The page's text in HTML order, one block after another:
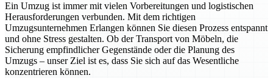
Ein Umzug ist immer mit vielen Vorbereitungen und logistischen
Herausforderungen verbunden. Mit dem richtigen
Umzugsunternehmen Erlangen können Sie diesen Prozess entspannt
und ohne Stress gestalten. Ob der Transport von Möbeln, die
Sicherung empfindlicher Gegenstände oder die Planung des
Umzugs – unser Ziel ist es, dass Sie sich auf das Wesentliche
konzentrieren können.